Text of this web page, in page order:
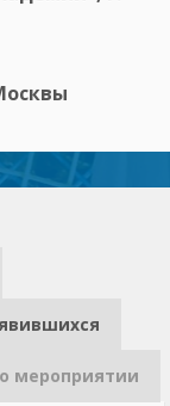
мероприятии